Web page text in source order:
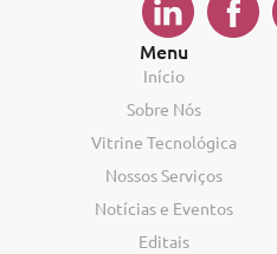
Menu
Início
Sobre Nós
Vitrine Tecnológica
Nossos Serviços
Notícias e Eventos
Editais